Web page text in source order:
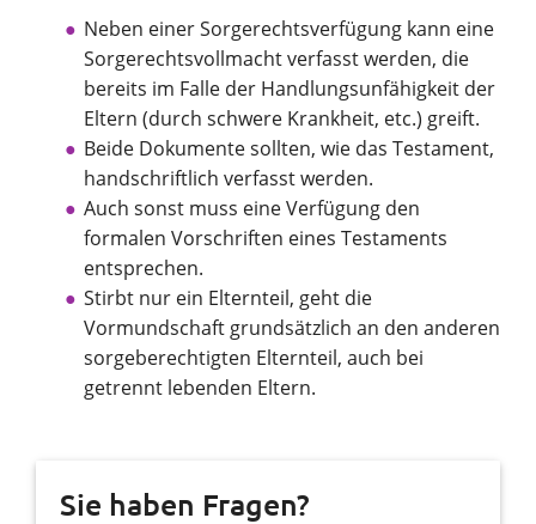
Neben einer Sorgerechtsverfügung kann eine
Sorgerechtsvollmacht verfasst werden, die
bereits im Falle der Handlungsunfähigkeit der
Eltern (durch schwere Krankheit, etc.) greift.
Beide Dokumente sollten, wie das Testament,
handschriftlich verfasst werden.
Auch sonst muss eine Verfügung den
formalen Vorschriften eines Testaments
entsprechen.
Stirbt nur ein Elternteil, geht die
Vormundschaft grundsätzlich an den anderen
sorgeberechtigten Elternteil, auch bei
getrennt lebenden Eltern.
Sie haben Fragen?